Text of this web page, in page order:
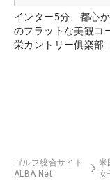
インター5分、都心
のフラットな美観コ
栄カントリー俱楽部
ゴルフ総合サイト
ALBA Net
米
女